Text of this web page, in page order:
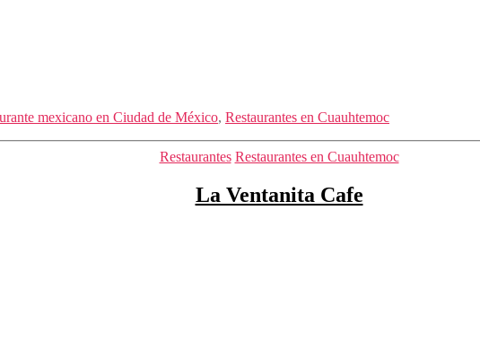
mexicano en Ciudad de México, Restaurantes en Cuauhtemoc
Categorías
Restaurantes Restaurantes en Cuauhtemoc
La Ventanita Cafe